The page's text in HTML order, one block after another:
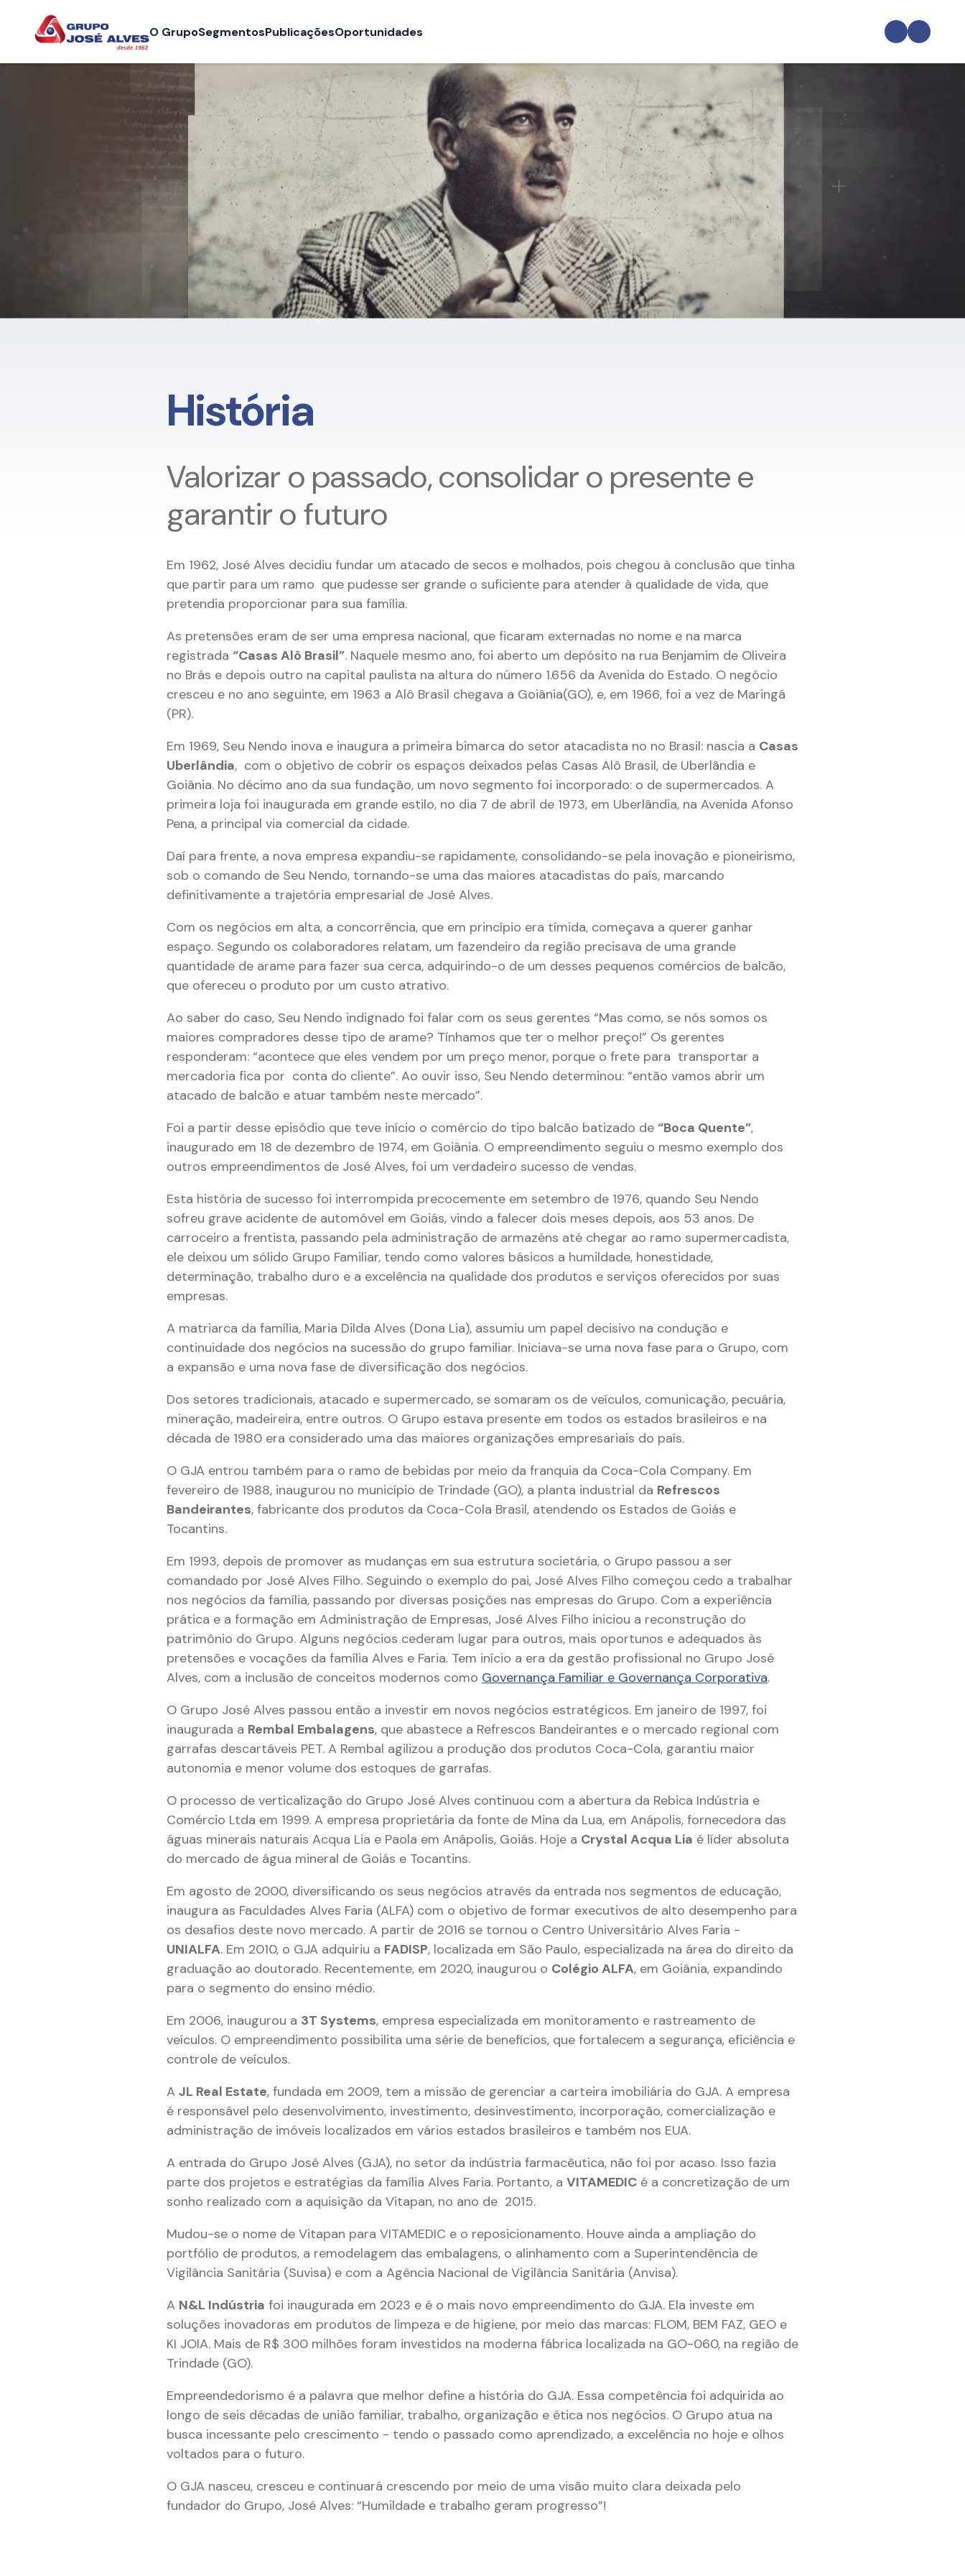
O GrupoSegmentosPublicaçõesOportunidades
História
Valorizar o passado, consolidar o presente e
garantir o futuro
Em 1962, José Alves decidiu fundar um atacado de secos e molhados, pois chegou à conclusão que tinha
que partir para um ramo que pudesse ser grande o suficiente para atender à qualidade de vida, que
pretendia proporcionar para sua família.
As pretensões eram de ser uma empresa nacional, que ficaram externadas no nome e na marca
registrada “Casas Alô Brasil”. Naquele mesmo ano, foi aberto um depósito na rua Benjamim de Oliveira
no Brás e depois outro na capital paulista na altura do número 1.656 da Avenida do Estado. O negócio
cresceu e no ano seguinte, em 1963 a Alô Brasil chegava a Goiânia(GO), e, em 1966, foi a vez de Maringá
(PR).
Em 1969, Seu Nendo inova e inaugura a primeira bimarca do setor atacadista no no Brasil: nascia a Casas
Uberlândia, com o objetivo de cobrir os espaços deixados pelas Casas Alô Brasil, de Uberlândia e
Goiânia. No décimo ano da sua fundação, um novo segmento foi incorporado: o de supermercados. A
primeira loja foi inaugurada em grande estilo, no dia 7 de abril de 1973, em Uberlândia, na Avenida Afonso
Pena, a principal via comercial da cidade.
Daí para frente, a nova empresa expandiu-se rapidamente, consolidando-se pela inovação e pioneirismo,
sob o comando de Seu Nendo, tornando-se uma das maiores atacadistas do país, marcando
definitivamente a trajetória empresarial de José Alves.
Com os negócios em alta, a concorrência, que em princípio era tímida, começava a querer ganhar
espaço. Segundo os colaboradores relatam, um fazendeiro da região precisava de uma grande
quantidade de arame para fazer sua cerca, adquirindo-o de um desses pequenos comércios de balcão,
que ofereceu o produto por um custo atrativo.
Ao saber do caso, Seu Nendo indignado foi falar com os seus gerentes “Mas como, se nós somos os
maiores compradores desse tipo de arame? Tínhamos que ter o melhor preço!” Os gerentes
responderam: “acontece que eles vendem por um preço menor, porque o frete para transportar a
mercadoria fica por conta do cliente”. Ao ouvir isso, Seu Nendo determinou: “então vamos abrir um
atacado de balcão e atuar também neste mercado”.
Foi a partir desse episódio que teve início o comércio do tipo balcão batizado de “Boca Quente”,
inaugurado em 18 de dezembro de 1974, em Goiânia. O empreendimento seguiu o mesmo exemplo dos
outros empreendimentos de José Alves, foi um verdadeiro sucesso de vendas.
Esta história de sucesso foi interrompida precocemente em setembro de 1976, quando Seu Nendo
sofreu grave acidente de automóvel em Goiás, vindo a falecer dois meses depois, aos 53 anos. De
carroceiro a frentista, passando pela administração de armazéns até chegar ao ramo supermercadista,
ele deixou um sólido Grupo Familiar, tendo como valores básicos a humildade, honestidade,
determinação, trabalho duro e a excelência na qualidade dos produtos e serviços oferecidos por suas
empresas.
A matriarca da família, Maria Dilda Alves (Dona Lia), assumiu um papel decisivo na condução e
continuidade dos negócios na sucessão do grupo familiar. Iniciava-se uma nova fase para o Grupo, com
a expansão e uma nova fase de diversificação dos negócios.
Dos setores tradicionais, atacado e supermercado, se somaram os de veículos, comunicação, pecuária,
mineração, madeireira, entre outros. O Grupo estava presente em todos os estados brasileiros e na
década de 1980 era considerado uma das maiores organizações empresariais do país.
O GJA entrou também para o ramo de bebidas por meio da franquia da Coca-Cola Company. Em
fevereiro de 1988, inaugurou no município de Trindade (GO), a planta industrial da Refrescos
Bandeirantes, fabricante dos produtos da Coca-Cola Brasil, atendendo os Estados de Goiás e
Tocantins.
Em 1993, depois de promover as mudanças em sua estrutura societária, o Grupo passou a ser
comandado por José Alves Filho. Seguindo o exemplo do pai, José Alves Filho começou cedo a trabalhar
nos negócios da família, passando por diversas posições nas empresas do Grupo. Com a experiência
prática e a formação em Administração de Empresas, José Alves Filho iniciou a reconstrução do
patrimônio do Grupo. Alguns negócios cederam lugar para outros, mais oportunos e adequados às
pretensões e vocações da família Alves e Faria. Tem início a era da gestão profissional no Grupo José
Alves, com a inclusão de conceitos modernos como Governança Familiar e Governança Corporativa.
O Grupo José Alves passou então a investir em novos negócios estratégicos. Em janeiro de 1997, foi
inaugurada a Rembal Embalagens, que abastece a Refrescos Bandeirantes e o mercado regional com
garrafas descartáveis PET. A Rembal agilizou a produção dos produtos Coca-Cola, garantiu maior
autonomia e menor volume dos estoques de garrafas.
O processo de verticalização do Grupo José Alves continuou com a abertura da Rebica Indústria e
Comércio Ltda em 1999. A empresa proprietária da fonte de Mina da Lua, em Anápolis, fornecedora das
águas minerais naturais Acqua Lia e Paola em Anápolis, Goiás. Hoje a Crystal Acqua Lia é líder absoluta
do mercado de água mineral de Goiás e Tocantins.
Em agosto de 2000, diversificando os seus negócios através da entrada nos segmentos de educação,
inaugura as Faculdades Alves Faria (ALFA) com o objetivo de formar executivos de alto desempenho para
os desafios deste novo mercado. A partir de 2016 se tornou o Centro Universitário Alves Faria -
UNIALFA. Em 2010, o GJA adquiriu a FADISP, localizada em São Paulo, especializada na área do direito da
graduação ao doutorado. Recentemente, em 2020, inaugurou o Colégio ALFA, em Goiânia, expandindo
para o segmento do ensino médio.
Em 2006, inaugurou a 3T Systems, empresa especializada em monitoramento e rastreamento de
veículos. O empreendimento possibilita uma série de benefícios, que fortalecem a segurança, eficiência e
controle de veículos.
A JL Real Estate, fundada em 2009, tem a missão de gerenciar a carteira imobiliária do GJA. A empresa
é responsável pelo desenvolvimento, investimento, desinvestimento, incorporação, comercialização e
administração de imóveis localizados em vários estados brasileiros e também nos EUA.
A entrada do Grupo José Alves (GJA), no setor da indústria farmacêutica, não foi por acaso. Isso fazia
parte dos projetos e estratégias da família Alves Faria. Portanto, a VITAMEDIC é a concretização de um
sonho realizado com a aquisição da Vitapan, no ano de 2015.
Mudou-se o nome de Vitapan para VITAMEDIC e o reposicionamento. Houve ainda a ampliação do
portfólio de produtos, a remodelagem das embalagens, o alinhamento com a Superintendência de
Vigilância Sanitária (Suvisa) e com a Agência Nacional de Vigilância Sanitária (Anvisa).
A N&L Indústria foi inaugurada em 2023 e é o mais novo empreendimento do GJA. Ela investe em
soluções inovadoras em produtos de limpeza e de higiene, por meio das marcas: FLOM, BEM FAZ, GEO e
KI JOIA. Mais de R$ 300 milhões foram investidos na moderna fábrica localizada na GO-060, na região de
Trindade (GO).
Empreendedorismo é a palavra que melhor define a história do GJA. Essa competência foi adquirida ao
longo de seis décadas de união familiar, trabalho, organização e ética nos negócios. O Grupo atua na
busca incessante pelo crescimento - tendo o passado como aprendizado, a excelência no hoje e olhos
voltados para o futuro.
O GJA nasceu, cresceu e continuará crescendo por meio de uma visão muito clara deixada pelo
fundador do Grupo, José Alves: “Humildade e trabalho geram progresso”!